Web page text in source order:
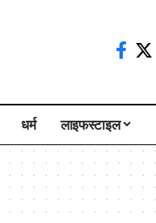
धर्म लाइफस्टाइल